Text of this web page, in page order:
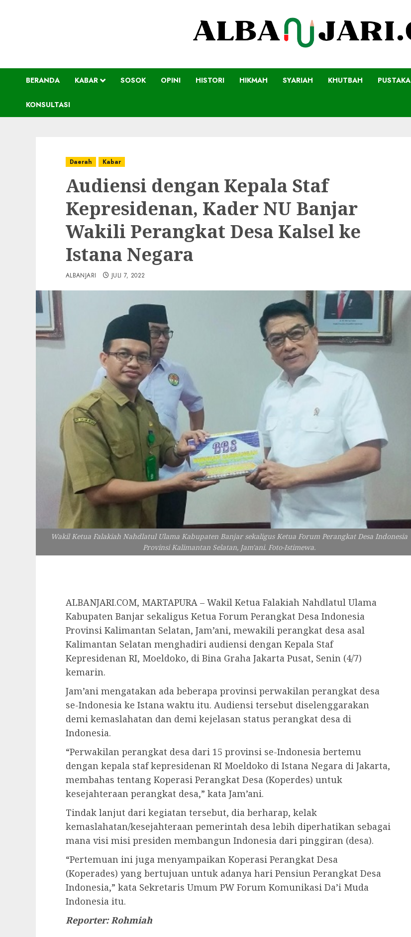
BERANDA KABAR SOSOK OPINI HISTORI HIKMAH SYARIAH KHUTBAH PUSTAKA
KONSULTASI
Daerah Kabar
Audiensi dengan Kepala Staf
Kepresidenan, Kader NU Banjar
Wakili Perangkat Desa Kalsel ke
Istana Negara
ALBANJARI JULI 7, 2022
Wakil Ketua Falakiah Nahdlatul Ulama Kabupaten Banjar sekaligus Ketua Forum Perangkat Desa Indonesia
Provinsi Kalimantan Selatan, Jam'ani. Foto-Istimewa.
ALBANJARI.COM, MARTAPURA – Wakil Ketua Falakiah Nahdlatul Ulama
Kabupaten Banjar sekaligus Ketua Forum Perangkat Desa Indonesia
Provinsi Kalimantan Selatan, Jam’ani, mewakili perangkat desa asal
Kalimantan Selatan menghadiri audiensi dengan Kepala Staf
Kepresidenan RI, Moeldoko, di Bina Graha Jakarta Pusat, Senin (4/7)
kemarin.
Jam’ani mengatakan ada beberapa provinsi perwakilan perangkat desa
se-Indonesia ke Istana waktu itu. Audiensi tersebut diselenggarakan
demi kemaslahatan dan demi kejelasan status perangkat desa di
Indonesia.
“Perwakilan perangkat desa dari 15 provinsi se-Indonesia bertemu
dengan kepala staf kepresidenan RI Moeldoko di Istana Negara di Jakarta,
membahas tentang Koperasi Perangkat Desa (Koperdes) untuk
kesejahteraan perangkat desa,” kata Jam’ani.
Tindak lanjut dari kegiatan tersebut, dia berharap, kelak
kemaslahatan/kesejahteraan pemerintah desa lebih diperhatikan sebagai
mana visi misi presiden membangun Indonesia dari pinggiran (desa).
“Pertemuan ini juga menyampaikan Koperasi Perangkat Desa
(Koperades) yang bertujuan untuk adanya hari Pensiun Perangkat Desa
Indonesia,” kata Sekretaris Umum PW Forum Komunikasi Da’i Muda
Indonesia itu.
Reporter: Rohmiah